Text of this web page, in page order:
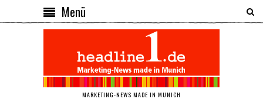
Menü
MARKETING-NEWS MADE IN MUNICH